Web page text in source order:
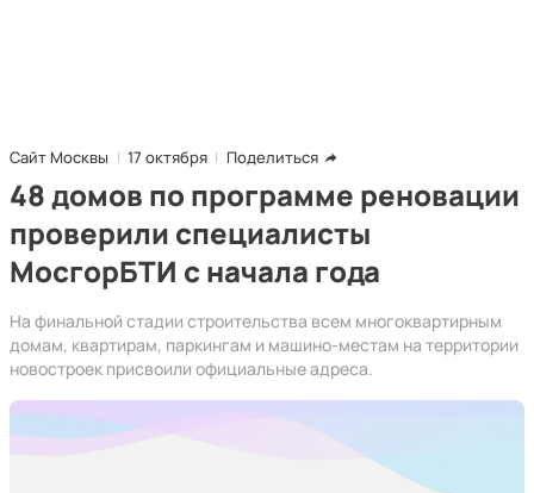
Сайт Москвы 17 октября Поделиться
48 домов по программе реновации
проверили специалисты
МосгорБТИ с начала года
На финальной стадии строительства всем многоквартирным
домам, квартирам, паркингам и машино-местам на территории
новостроек присвоили официальные адреса.